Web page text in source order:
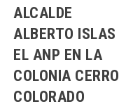
ALCALDE
ALBERTO ISLAS
EL ANP EN LA
COLONIA CERRO
COLORADO